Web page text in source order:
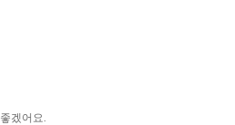
겠어요.